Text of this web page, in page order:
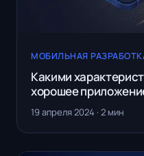
МОБИЛЬНАЯ
Какими
хорошее
19 апреля 2024 · 2 мин